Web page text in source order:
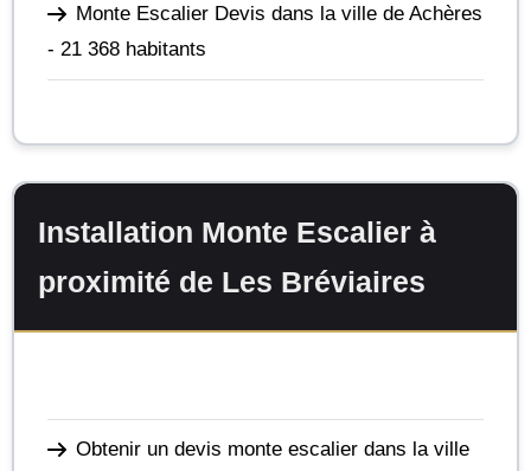
Monte Escalier Devis dans la ville de Achères
- 21 368 habitants
Installation Monte Escalier à
proximité de Les Bréviaires
Obtenir un devis monte escalier dans la ville